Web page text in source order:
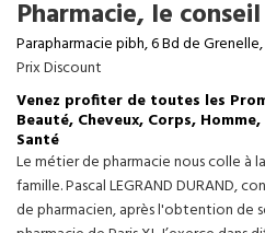
Pharmacie, le
Parapharmacie pibh, 6 Bd de Grenelle,
Prix Discount
Venez profiter de toutes les
Beauté, Cheveux, Corps,
Santé
Le métier de pharmacie nous colle à
famille. Pascal LEGRAND DURAND,
de pharmacien, après l'obtention de